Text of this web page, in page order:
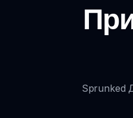
Sprunked